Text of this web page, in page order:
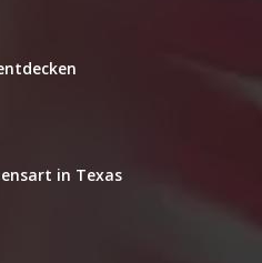
in Texas